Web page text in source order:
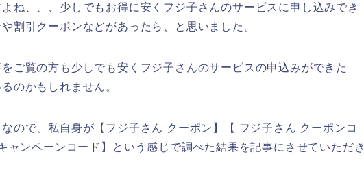
ね、、、少しでもお得に安くフジ子さんのサービスに申し込みでき
割引クーポンなどがあったら、と思いました。
ご覧の方も少しでも安くフジ子さんのサービスの申込みができた
のかもしれません。
ので、私自身が【フジ子さん クーポン】【 フジ子さん クーポンコ
ャンペーンコード】という感じで調べた結果を記事にさせていただき